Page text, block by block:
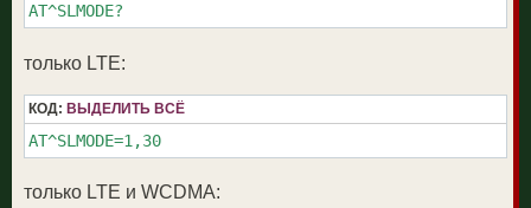
AT^SLMODE?
только LTE:
КОД: ВЫДЕЛИТЬ ВСЁ
AT^SLMODE=1,30
только LTE и WCDMA: